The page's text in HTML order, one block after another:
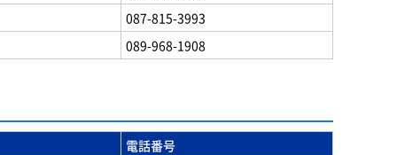
087-815-3993
089-968-1908
電話番号